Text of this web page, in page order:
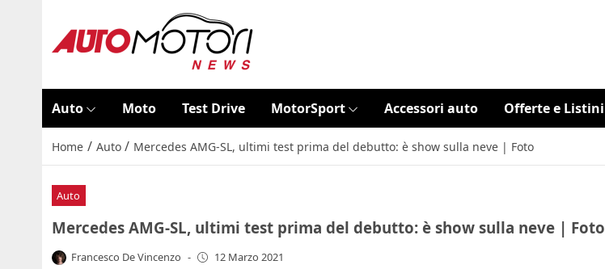
Auto Moto Test Drive MotorSport Accessori auto Offerte e Listini
Home / Auto / Mercedes AMG-SL, ultimi test prima del debutto: è show sulla neve | Foto
Auto
Mercedes AMG-SL, ultimi test prima del debutto: è show sulla neve | Foto
Francesco De Vincenzo - 12 Marzo 2021